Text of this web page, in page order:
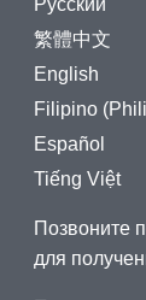
Русский
繁體中文
English
Filipino
Español
Tiếng Việt
Позвоните
для